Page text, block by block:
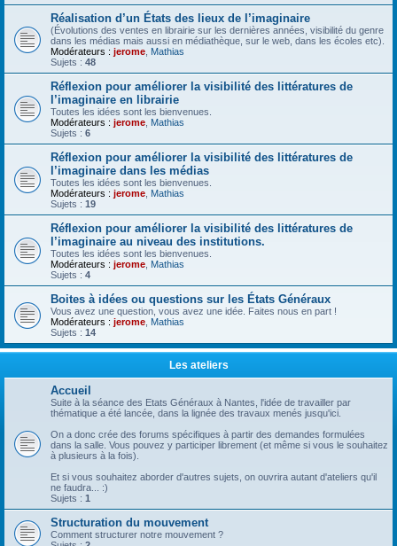
Réalisation d’un États des lieux de l’imaginaire
(Évolutions des ventes en librairie sur les dernières années, visibilité du genre
dans les médias mais aussi en médiathèque, sur le web, dans les écoles etc).
Modérateurs : jerome Mathias
Sujets : 48
Réflexion pour améliorer la visibilité des littératures de
l’imaginaire en librairie
Toutes les idées sont les bienvenues.
Modérateurs : jerome Mathias
Sujets : 6
Réflexion pour améliorer la visibilité des littératures de
l’imaginaire dans les médias
Toutes les idées sont les bienvenues.
Modérateurs : jerome Mathias
Sujets : 19
Réflexion pour améliorer la visibilité des littératures de
l’imaginaire au niveau des institutions.
Toutes les idées sont les bienvenues.
Modérateurs : jerome Mathias
Sujets : 4
Boites à idées ou questions sur les États Généraux
Vous avez une question, vous avez une idée. Faites nous en part !
Modérateurs : jerome Mathias
Sujets : 14
Les ateliers
Accueil
Suite à la séance des Etats Généraux à Nantes, l'idée de travailler par
thématique a été lancée, dans la lignée des travaux menés jusqu'ici.
On a donc crée des forums spécifiques à partir des demandes formulées
dans la salle. Vous pouvez y participer librement (et même si vous le souhaitez
à plusieurs à la fois).
Et si vous souhaitez aborder d'autres sujets, on ouvrira autant d'ateliers qu'il
ne faudra... :)
Sujets : 1
Structuration du mouvement
Comment structurer notre mouvement ?